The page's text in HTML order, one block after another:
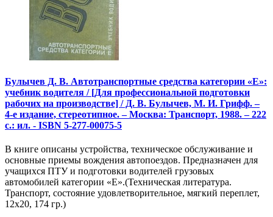
Булычев Д. В. Автотранспортные средства категории «Е»:
учебник водителя / [Для профессиональной подготовки
рабочих на производстве] / Д. В. Булычев, М. И. Грифф. –
4-е издание, стереотипное. – Москва: Транспорт, 1988. – 222
с.: ил. - ISBN 5-277-00075-5
В книге описаны устройства, техническое обслуживание и
основные приемы вождения автопоездов. Предназначен для
учащихся ПТУ и подготовки водителей грузовых
автомобилей категории «Е».(Техническая литература.
Транспорт, состояние удовлетворительное, мягкий переплет,
12х20, 174 гр.)